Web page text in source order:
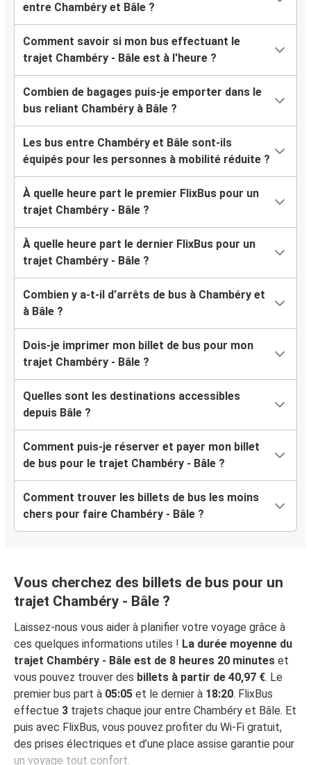
entre Chambéry et Bâle ?
Comment savoir si mon bus effectuant le
trajet Chambéry - Bâle est à l'heure ?
Combien de bagages puis-je emporter dans le
bus reliant Chambéry à Bâle ?
Les bus entre Chambéry et Bâle sont-ils
équipés pour les personnes à mobilité réduite ?
À quelle heure part le premier FlixBus pour un
trajet Chambéry - Bâle ?
À quelle heure part le dernier FlixBus pour un
trajet Chambéry - Bâle ?
Combien y a-t-il d’arrêts de bus à Chambéry et
à Bâle ?
Dois-je imprimer mon billet de bus pour mon
trajet Chambéry - Bâle ?
Quelles sont les destinations accessibles
depuis Bâle ?
Comment puis-je réserver et payer mon billet
de bus pour le trajet Chambéry - Bâle ?
Comment trouver les billets de bus les moins
chers pour faire Chambéry - Bâle ?
Vous cherchez des billets de bus pour un
trajet Chambéry - Bâle ?
Laissez-nous vous aider à planifier votre voyage grâce à
ces quelques informations utiles ! La durée moyenne du
trajet Chambéry - Bâle est de 8 heures 20 minutes et
vous pouvez trouver des billets à partir de 40,97 €. Le
premier bus part à 05:05 et le dernier à 18:20. FlixBus
effectue 3 trajets chaque jour entre Chambéry et Bâle. Et
puis avec FlixBus, vous pouvez profiter du Wi-Fi gratuit,
des prises électriques et d’une place assise garantie pour
un voyage tout confort.